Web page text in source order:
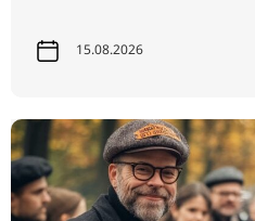
15.08.2026